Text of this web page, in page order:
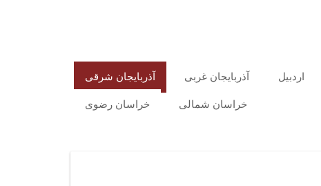
آذربایجان شرقی آذربایجان غربی اردبیل
خراسان رضوی خراسان شمالی